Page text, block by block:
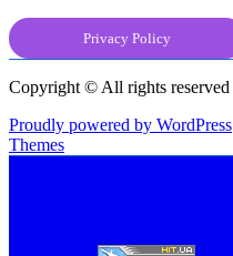
Privacy Policy
Copyright © All rights reserved
Proudly powered by WordPress
Themes